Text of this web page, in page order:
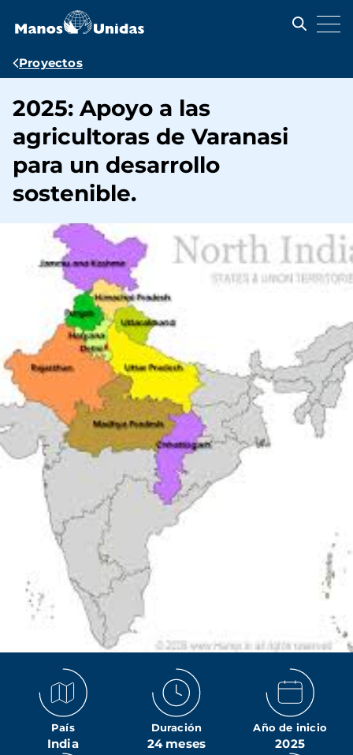
contenido
Ruta
navegación
Proyectos
2025: Apoyo a las
agricultoras de Varanasi
para un desarrollo
sostenible.
País
India
Duración
24 meses
Año de inicio
2025